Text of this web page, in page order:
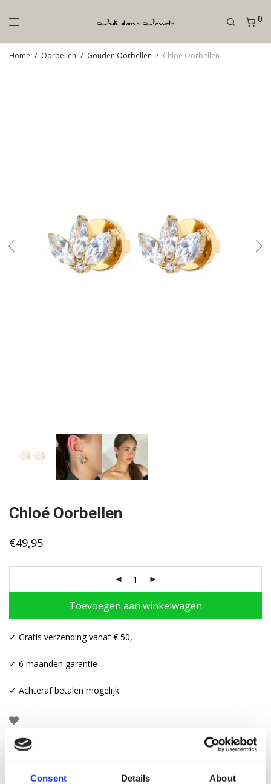
Consent Details About
0
Home / Oorbellen / Gouden Oorbellen / Chloé Oorbellen
Chloé Oorbellen
€49,95
Toevoegen aan winkelwagen
✓ Gratis verzending vanaf € 50,-
✓ 6 maanden garantie
✓ Achteraf betalen mogelijk
Beschrijving